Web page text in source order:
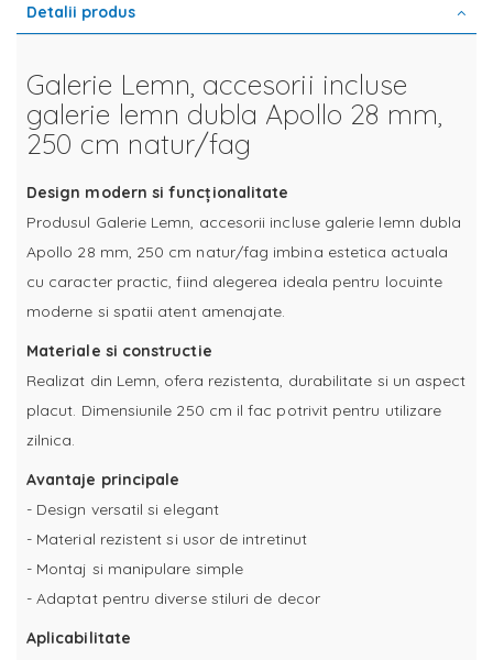
Detalii produs
Galerie Lemn, accesorii incluse
galerie lemn dubla Apollo 28 mm,
250 cm natur/fag
Design modern si funcționalitate
Produsul Galerie Lemn, accesorii incluse galerie lemn dubla
Apollo 28 mm, 250 cm natur/fag imbina estetica actuala
cu caracter practic, fiind alegerea ideala pentru locuinte
moderne si spatii atent amenajate.
Materiale si constructie
Realizat din Lemn, ofera rezistenta, durabilitate si un aspect
placut. Dimensiunile 250 cm il fac potrivit pentru utilizare
zilnica.
Avantaje principale
- Design versatil si elegant
- Material rezistent si usor de intretinut
- Montaj si manipulare simple
- Adaptat pentru diverse stiluri de decor
Aplicabilitate